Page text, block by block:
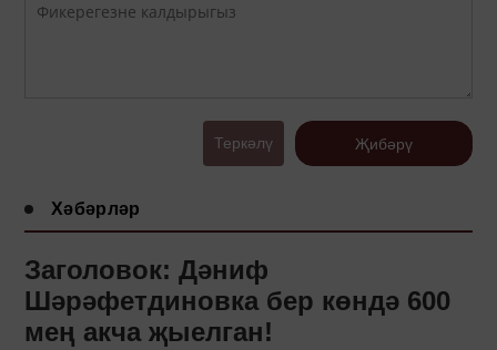
Теркәлү Җибәрү
Хәбәрләр
Заголовок: Дәниф
Шәрәфетдиновка бер көндә 600
мең акча җыелган!